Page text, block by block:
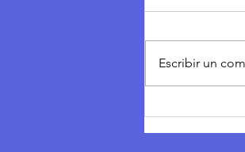
Los 10
la imagen
Escribir un